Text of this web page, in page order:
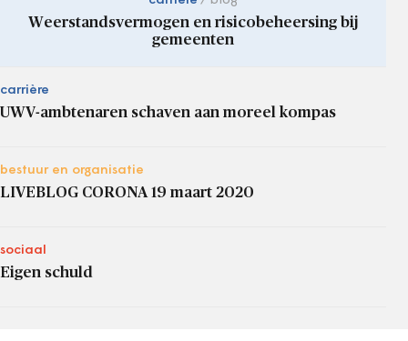
Weerstandsvermogen en risicobeheersing bij
gemeenten
carrière
UWV-ambtenaren schaven aan moreel kompas
bestuur en organisatie
LIVEBLOG CORONA 19 maart 2020
sociaal
Eigen schuld